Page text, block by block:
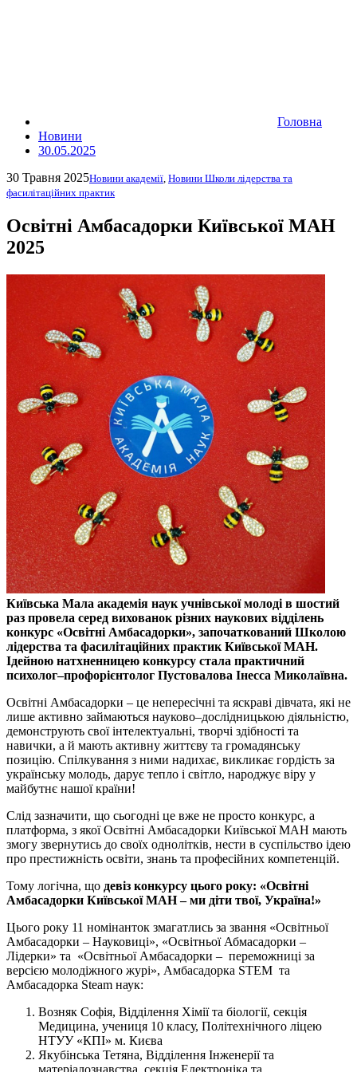
Головна
Новини
30.05.2025
30 Травня 2025Новини академії, Новини Школи лідерства та
фасилітаційних практик
Освітні Амбасадорки Київської МАН
2025
Київська Мала академія наук учнівської молоді в шостий
раз провела серед вихованок різних наукових відділень
конкурс «Освітні Амбасадорки», започаткований Школою
лідерства та фасилітаційних практик Київської МАН.
Ідейною натхненницею конкурсу стала практичний
психолог–профорієнтолог Пустовалова Інесса Миколаївна.
Освітні Амбасадорки – це непересічні та яскраві дівчата, які не
лише активно займаються науково‒дослідницькою діяльністю,
демонструють свої інтелектуальні, творчі здібності та
навички, а й мають активну життєву та громадянську
позицію. Спілкування з ними надихає, викликає гордість за
українську молодь, дарує тепло і світло, народжує віру у
майбутнє нашої країни!
Слід зазначити, що сьогодні це вже не просто конкурс, а
платформа, з якої Освітні Амбасадорки Київської МАН мають
змогу звернутись до своїх однолітків, нести в суспільство ідею
про престижність освіти, знань та професійних компетенцій.
Тому логічна, що девіз конкурсу цього року: «Освітні
Амбасадорки Київської МАН ‒ ми діти твої, Україна!»
Цього року 11 номінанток змагатлись за звання «Освітньої
Амбасадорки – Науковиці», «Освітньої Абмасадорки –
Лідерки» та «Освітньої Амбасадорки – переможниці за
версією молодіжного журі», Амбасадорка STEM та
Амбасадорка Steam наук:
Возняк Софія, Відділення Хімії та біології, секція
Медицина, учениця 10 класу, Політехнічного ліцею
НТУУ «КПІ» м. Києва
Якубінська Тетяна, Відділення Інженерії та
матеріалознавства, секція Електроніка та